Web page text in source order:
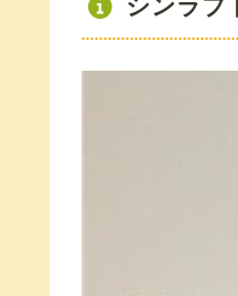
シンラプ